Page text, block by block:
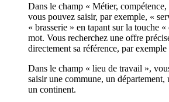
Dans le champ « Métier,
vous pouvez saisir, par exemple, «
« brasserie » en tapant sur la touche
mot. Vous recherchez une offre
directement sa référence, par
Dans le champ « lieu de travail »,
saisir une commune, un département,
un continent.